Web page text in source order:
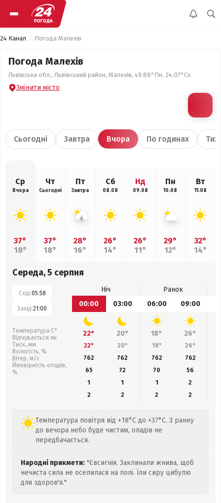
24 Канал Погода Малехів
Погода Малехів
Львівська обл., Львівський район, Малехів, 49.88°Пн, 24.07°Сх
Змінити місто
Сьогодні Завтра Вчора По годинах
Ср
Вчора
37°
18°
Чт
Сьогодні
37°
18°
Пт
Завтра
28°
16°
Сб
08.08
26°
14°
Нд
09.08
26°
11°
Пн
10.08
29°
12°
Вт
11.08
32°
14°
Середа, 5 серпня
Схід:05:58
Захід:21:00
Температура С°
Відчувається як
Тиск, мм
Вологість, %
Вітер, м/с
Ймовірність опадів,
%
Ніч
Ранок
00:00
03:00 06:00 09:00
22° 20° 18° 26°
22° 20° 18° 26°
762
762 762 762
65
72 70
56
1
1 1
2
2
2 2 2
Температура повітря від +18°C до +37°C. З ранку
до вечора небо буде чистим, опадів не
передбачається.
Народні прикмети: "Євсигнія. Заклинали жнива, щоб
нечиста сила не оселилася на полі. Їли сиру цибулю
для здоров'я."